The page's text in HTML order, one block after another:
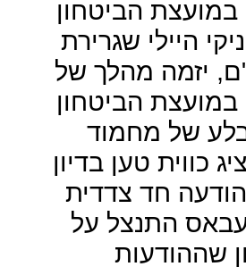
במועצת הביטחון
היילי שגרירת
יזמה מהלך של
במועצת הביטחון
של מחמוד
כווית טען בדיון
חד צדדית
עבאס התנצל על
שההודעות